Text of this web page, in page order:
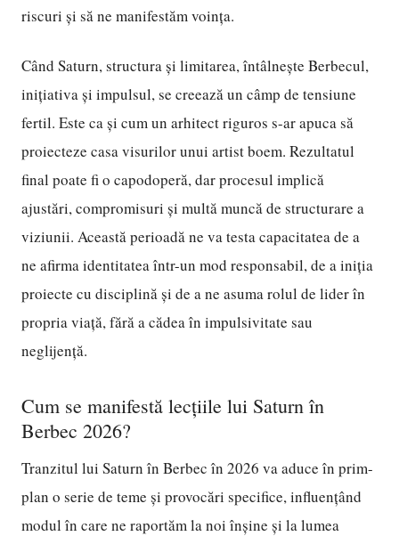
riscuri și să ne manifestăm voința.
Când Saturn, structura și limitarea, întâlnește Berbecul,
inițiativa și impulsul, se creează un câmp de tensiune
fertil. Este ca și cum un arhitect riguros s-ar apuca să
proiecteze casa visurilor unui artist boem. Rezultatul
final poate fi o capodoperă, dar procesul implică
ajustări, compromisuri și multă muncă de structurare a
viziunii. Această perioadă ne va testa capacitatea de a
ne afirma identitatea într-un mod responsabil, de a iniția
proiecte cu disciplină și de a ne asuma rolul de lider în
propria viață, fără a cădea în impulsivitate sau
neglijență.
Cum se manifestă lecțiile lui Saturn în
Berbec 2026?
Tranzitul lui Saturn în Berbec în 2026 va aduce în prim-
plan o serie de teme și provocări specifice, influențând
modul în care ne raportăm la noi înșine și la lumea